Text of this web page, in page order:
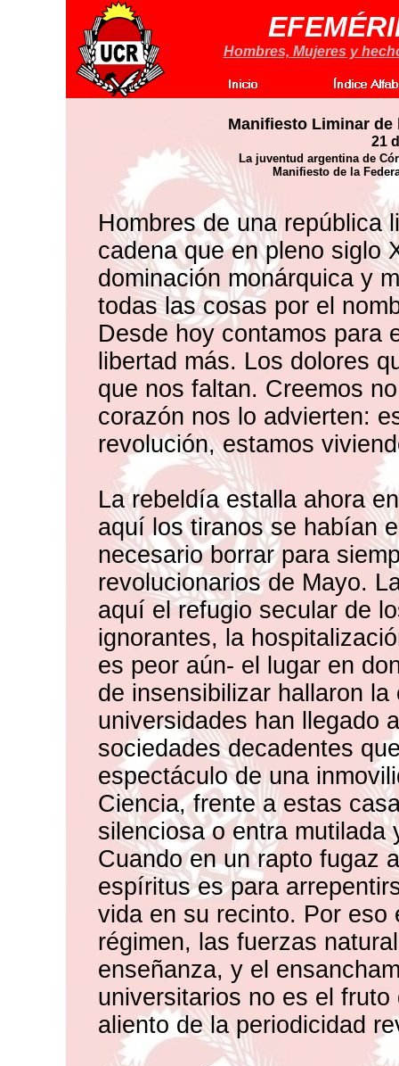
Hombres, Mujeres y
Manifiesto Liminar de
21
La juventud argentina de
Manifiesto de la
Hombres de una república
cadena que en pleno siglo
dominación monárquica y
todas las cosas por el
Desde hoy contamos para
libertad más. Los dolores
que nos faltan. Creemos
corazón nos lo advierten:
revolución, estamos
La rebeldía estalla ahora
aquí los tiranos se habían
necesario borrar para
revolucionarios de Mayo.
aquí el refugio secular de
ignorantes, la
es peor aún- el lugar en
de insensibilizar hallaron
universidades han llegado
sociedades decadentes
espectáculo de una
Ciencia, frente a estas
silenciosa o entra
Cuando en un rapto fugaz
espíritus es para
vida en su recinto. Por eso
régimen, las fuerzas
enseñanza, y el
universitarios no es el
aliento de la periodicidad